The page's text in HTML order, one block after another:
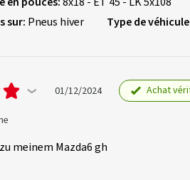
sur: Pneus hiver Type de
01/12/2024 Achat
meinem Mazda6 gh